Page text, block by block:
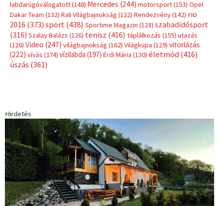
labdarúgóválogatott(148) Mercedes (244) motorsport(153) Opel
Dakar Team (132) Rali Világbajnokság (122) Rendezvény(142) rio
2016 (373) sport(438) Sportime Magazin (128) szabadidősport
(316) Szalay Balázs (126) tenisz (416) táplálkozás (155) utazás
(126) Video (247) világbajnokság (162) Világkupa (129) vitorlázás
(222) vívás (174) vízilabda (197) Érdi Mária (130) életmód(416)
úszás (361)
Hirdetés